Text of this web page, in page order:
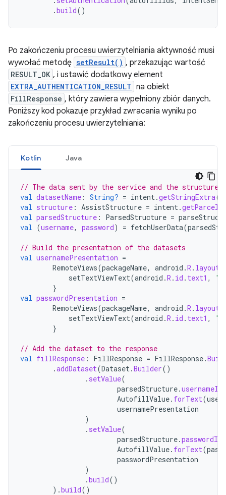
.build()
Po zakończeniu procesu uwierzytelniania aktywność musi
wywołać metodę setResult() , przekazując wartość
RESULT_OK , i ustawić dodatkowy element
EXTRA_AUTHENTICATION_RESULT na obiekt
FillResponse , który zawiera wypełniony zbiór danych.
Poniższy kod pokazuje przykład zwracania wyniku po
zakończeniu procesu uwierzytelniania:
Kotlin Java
// The data sent by the service and the structure
val datasetName : String? = intent.getStringExtra(
val structure : AssistStructure = intent.
val parsedStructure : ParsedStructure =
val (username, password) = fetchUserData(
// Build the presentation of the datasets
val usernamePresentation =
RemoteViews(packageName, android .R . layout
setTextViewText(android .R . id . text1 ,
}
val passwordPresentation =
RemoteViews(packageName, android .R . layout
setTextViewText(android .R . id . text1 ,
}
// Add the dataset to the response
val fillResponse : FillResponse = FillResponse.
.addDataset(Dataset.Builder()
. setValue(
parsedStructure.usernameId
AutofillValue. forText(
usernamePresentation
)
. setValue(
parsedStructure.passwordId
AutofillValue. forText(
passwordPresentation
)
.build()
).build()